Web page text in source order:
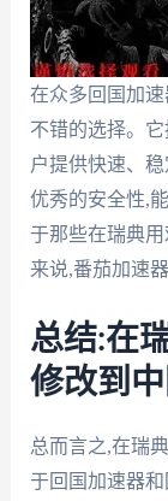
在众多回国加
不错的选择。
户提供快速、
优秀的安全性,
于那些在瑞典
来说,番茄加速
总结:在
修改到
总而言之,在瑞
于回国加速器